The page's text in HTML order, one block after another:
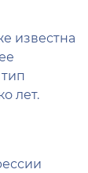
известна
лет.